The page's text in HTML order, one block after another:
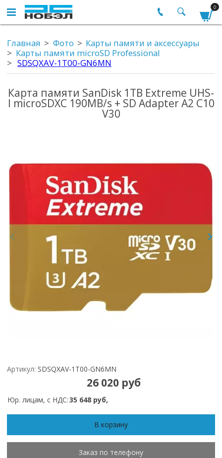
0
Главная Фото
Карты памяти и аксессуары
Карты памяти microSD Professional
SDSQXAV-1T00-GN6MN
Карта памяти SanDisk 1TB Extreme UHS-
I microSDXC 190MB/s + SD Adapter A2 C10
V30
Артикул: SDSQXAV-1T00-GN6MN
26 020 руб
Юр. лицам, с НДС:35 648 руб,
В корзину
Заказ по телефону